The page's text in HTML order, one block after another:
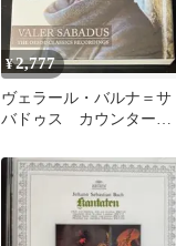
¥2,777
ヴェラール・バルナ＝サ
バドゥス カウンターテ
組 希少輸入盤